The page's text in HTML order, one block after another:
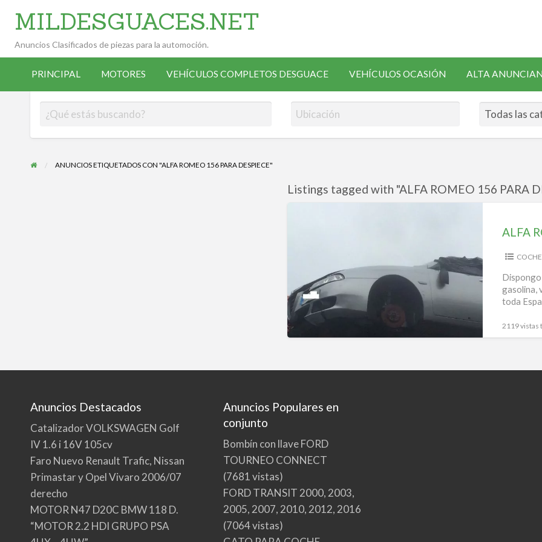
VEHÍCULOS
COMPLETOS
VEHÍCULOS
OCASIÓN
ALTA
ANUNCIANTE
SOLICITAR
RECAMBIOS
MILDESGUACES.NET
Anuncios Clasificados de piezas para la automoción.
PRINCIPAL MOTORES VEHÍCULOS COMPLETOS DESGUACE VEHÍCULOS OCASIÓN ALTA
ANUNCIOS ETIQUETADOS CON "ALFA ROMEO 156 PARA DESPIECE"
Listings tagged with "ALFA ROMEO 156 PARA
DESPIECE
gasolina,
toda
2119 vistas
Anuncios Destacados
Catalizador VOLKSWAGEN Golf
IV 1.6 i 16V 105cv
Faro Nuevo Renault Trafic, Nissan
Primastar y Opel Vivaro 2006/07
derecho
MOTOR N47 D20C BMW 118 D.
“MOTOR 2.2 HDI GRUPO PSA
Anuncios Populares en
conjunto
Bombín con llave FORD
TOURNEO CONNECT
(7681 vistas)
FORD TRANSIT 2000, 2003,
2005, 2007, 2010, 2012, 2016
(7064 vistas)